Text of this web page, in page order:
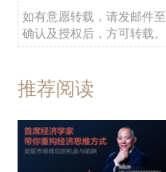
如有意愿转载，请发邮件至
确认及授权后，方可转载。
推荐阅读